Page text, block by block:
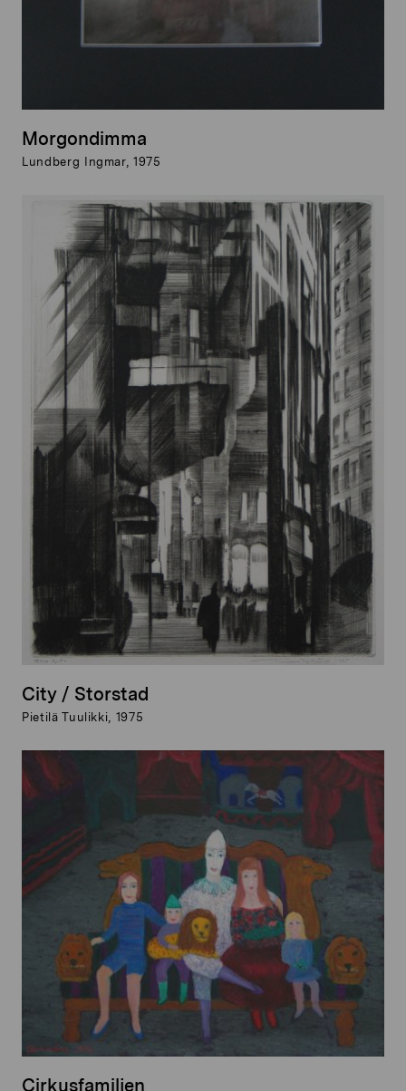
Morgondimma
Lundberg Ingmar, 1975
City / Storstad
Pietilä Tuulikki, 1975
Cirkusfamiljen